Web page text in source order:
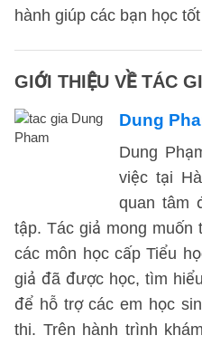
hành giúp các bạn học
GIỚI THIỆU VỀ TÁC
Dung
Dung
việc tại
quan tâm
tập. Tác giả mong muốn
các môn học cấp Tiểu
giả đã được học, tìm
để hỗ trợ các em học
thi. Trên hành trình